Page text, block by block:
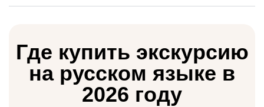
Где купить экскурсию
на русском языке в
2026 году